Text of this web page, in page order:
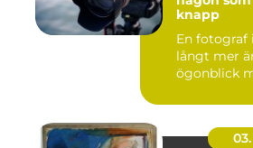
knapp
En fotograf
långt mer
ögonblick